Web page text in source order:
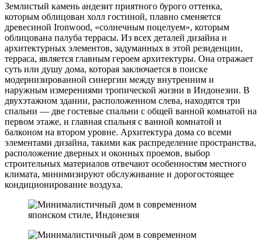
Землистый камень андезит приятного бурого оттенка,
которым облицован холл гостиной, плавно сменяется
древесиной Ironwood, «солнечным поцелуем», которым
облицована палуба террасы. Из всех деталей дизайна и
архитектурных элементов, задуманных в этой резиденции,
терраса, является главным героем архитектуры. Она отражает
суть или душу дома, которая заключается в поиске
модернизированной синергии между внутренним и
наружным измерениями тропической жизни в Индонезии. В
двухэтажном здании, расположенном слева, находятся три
спальни — две гостевые спальни с общей ванной комнатой на
первом этаже, и главная спальня с ванной комнатой и
балконом на втором уровне. Архитектура дома со всеми
элементами дизайна, такими как распределение пространства,
расположение дверных и оконных проемов, выбор
строительных материалов отвечают особенностям местного
климата, минимизируют обслуживание и дорогостоящее
кондиционирование воздуха.